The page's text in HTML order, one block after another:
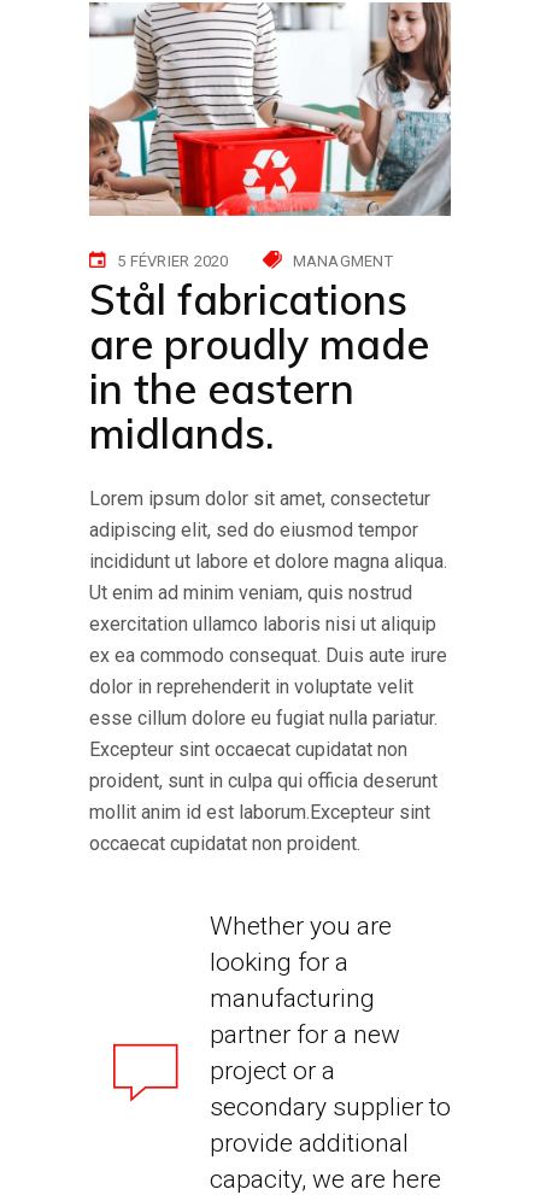
5 FÉVRIER 2020 MANAGMENT
Stål fabrications
are proudly made
in the eastern
midlands.
Lorem ipsum dolor sit amet, consectetur
adipiscing elit, sed do eiusmod tempor
incididunt ut labore et dolore magna aliqua.
Ut enim ad minim veniam, quis nostrud
exercitation ullamco laboris nisi ut aliquip
ex ea commodo consequat. Duis aute irure
dolor in reprehenderit in voluptate velit
esse cillum dolore eu fugiat nulla pariatur.
Excepteur sint occaecat cupidatat non
proident, sunt in culpa qui officia deserunt
mollit anim id est laborum.Excepteur sint
occaecat cupidatat non proident.
Whether you are
looking for a
manufacturing
partner for a new
project or a
secondary supplier to
provide additional
capacity, we are here